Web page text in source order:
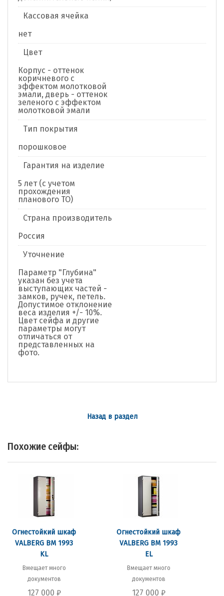
Кассовая ячейка
нет
Цвет
Корпус - оттенок
коричневого с
эффектом молотковой
эмали, дверь - оттенок
зеленого с эффектом
молотковой эмали
Тип покрытия
порошковое
Гарантия на изделие
5 лет (с учетом
прохождения
планового ТО)
Страна производитель
Россия
Уточнение
Параметр "Глубина"
указан без учета
выступающих частей -
замков, ручек, петель.
Допустимое отклонение
веса изделия +/- 10%.
Цвет сейфа и другие
параметры могут
отличаться от
представленных на
фото.
Назад в раздел
Похожие сейфы:
Огнестойкий шкаф
VALBERG BM 1993
KL
Вмещает много
документов
127 000 ₽
Огнестойкий шкаф
VALBERG BM 1993
EL
Вмещает много
документов
127 000 ₽